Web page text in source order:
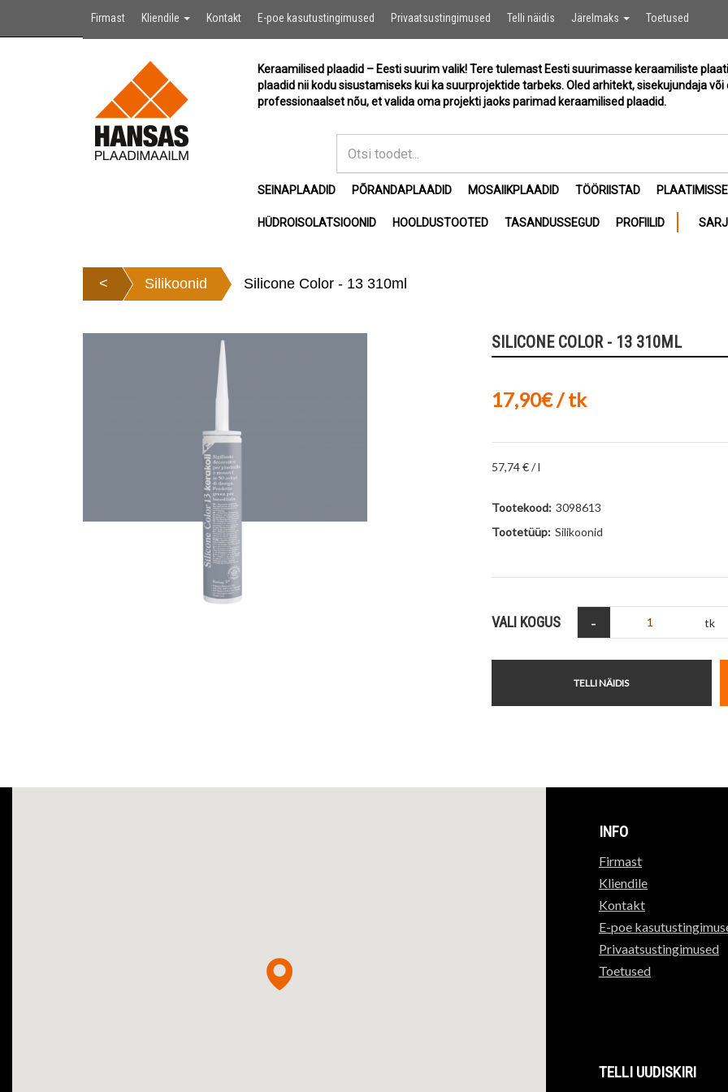
Firmast Kliendile Kontakt E-poe kasutustingimused Privaatsustingimused Telli näidis Järelmaks Toetused
Keraamilised plaadid – Eesti suurim valik! Tere tulemast Eesti suurimasse keraamiliste
plaadid nii kodu sisustamiseks kui ka suurprojektide tarbeks. Oled arhitekt, sisekujundaja
professionaalset nõu, et valida oma projekti jaoks parimad keraamilised plaadid.
SEINAPLAADID PÕRANDAPLAADID MOSAIIKPLAADID TÖÖRIISTAD
HÜDROISOLATSIOONID HOOLDUSTOOTED TASANDUSSEGUD PROFIILID
< Silikoonid Silicone Color - 13 310ml
SILICONE COLOR - 13 310ML
17,90€ / tk
57,74 € / l
Tootekood: 3098613
Tootetüüp: Silikoonid
VALI KOGUS - tk
TELLI NÄIDIS
INFO
Firmast
Kliendile
Kontakt
E-poe
Privaatsustingimused
Toetused
TELLI UUDISKIRI